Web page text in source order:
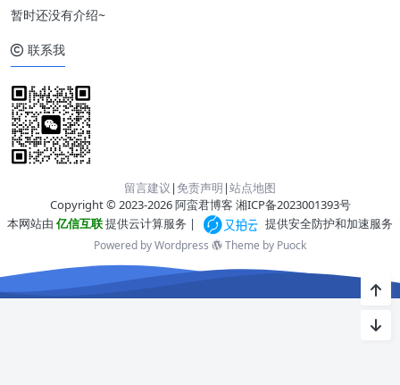
暂时还没有介绍~
联系我
留言建议 |免责声明 |站点地图
Copyright © 2023-2026 阿蛮君博客 湘ICP备2023001393号
本网站由 亿信互联提供云计算服务 | 提供安全防护和加速服务
Powered by Wordpress Theme by Puock